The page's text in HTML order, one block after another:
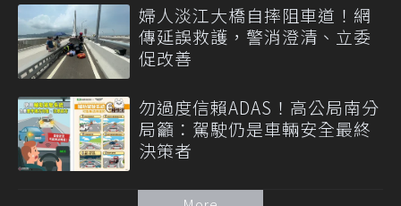
婦人淡江大橋自摔阻車道！網
傳延誤救護，警消澄清、立委
促改善
勿過度信賴ADAS！高公局南分
局籲：駕駛仍是車輛安全最終
決策者